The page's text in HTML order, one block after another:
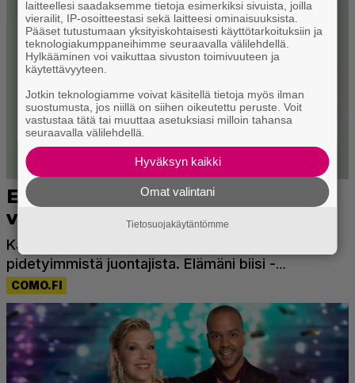
laitteellesi saadaksemme tietoja esimerkiksi sivuista, joilla
vierailit, IP-osoitteestasi sekä laitteesi ominaisuuksista.
Pääset tutustumaan yksityiskohtaisesti käyttötarkoituksiin ja
teknologiakumppaneihimme seuraavalla välilehdellä.
Hylkääminen voi vaikuttaa sivuston toimivuuteen ja
käytettävyyteen.
Jotkin teknologiamme voivat käsitellä tietoja myös ilman
suostumusta, jos niillä on siihen oikeutettu peruste. Voit
vastustaa tätä tai muuttaa asetuksiasi milloin tahansa
seuraavalla välilehdellä.
Hyväksyn kaikki
Omat valintani
Tietosuojakäytäntömme